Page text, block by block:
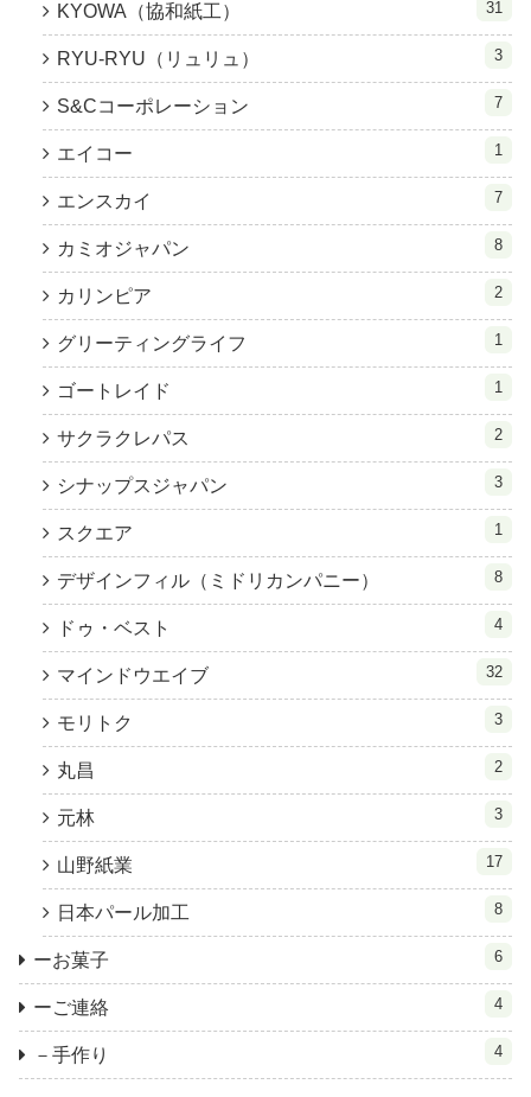
KYOWA（協和紙工） 31
RYU-RYU（リュリュ） 3
S&Cコーポレーション 7
エイコー 1
エンスカイ 7
カミオジャパン 8
カリンピア 2
グリーティングライフ 1
ゴートレイド 1
サクラクレパス 2
シナップスジャパン 3
スクエア 1
デザインフィル（ミドリカンパニー） 8
ドゥ・ベスト 4
マインドウエイブ 32
モリトク 3
丸昌 2
元林 3
山野紙業 17
日本パール加工 8
ーお菓子 6
ーご連絡 4
－手作り 4